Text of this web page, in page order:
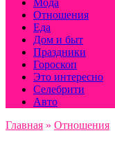
Мода
Отношения
Еда
Дом и быт
Праздники
Гороскоп
Это интересно
Селебрити
Авто
Главная » Отношения